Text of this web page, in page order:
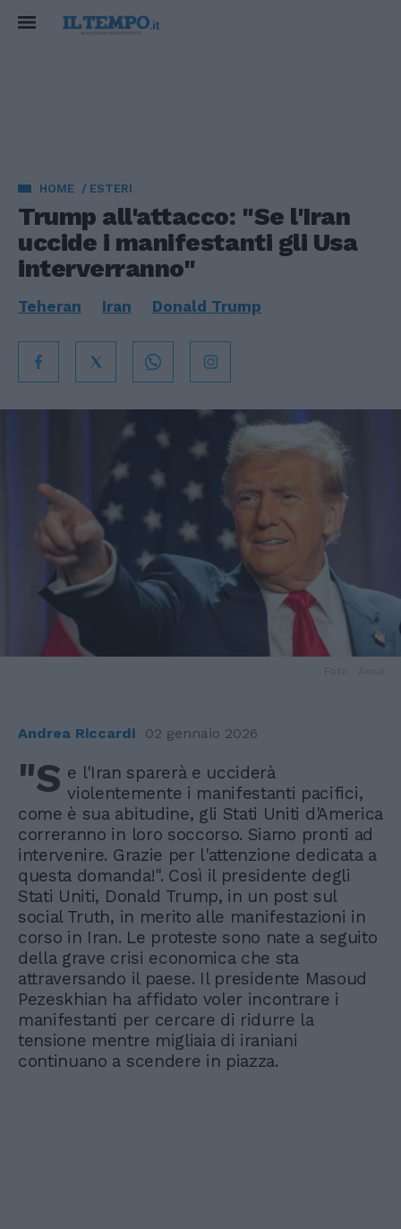
HOME ESTERI
Trump all'attacco: "Se l'Iran
uccide i manifestanti gli Usa
interverranno"
Teheran Iran Donald Trump
Andrea Riccardi 02 gennaio 2026
"S e l'Iran sparerà e ucciderà
violentemente i manifestanti pacifici,
come è sua abitudine, gli Stati Uniti d'America
correranno in loro soccorso. Siamo pronti ad
intervenire. Grazie per l'attenzione dedicata a
questa domanda!". Così il presidente degli
Stati Uniti, Donald Trump, in un post sul
social Truth, in merito alle manifestazioni in
corso in Iran. Le proteste sono nate a seguito
della grave crisi economica che sta
attraversando il paese. Il presidente Masoud
Pezeskhian ha affidato voler incontrare i
manifestanti per cercare di ridurre la
tensione mentre migliaia di iraniani
continuano a scendere in piazza.